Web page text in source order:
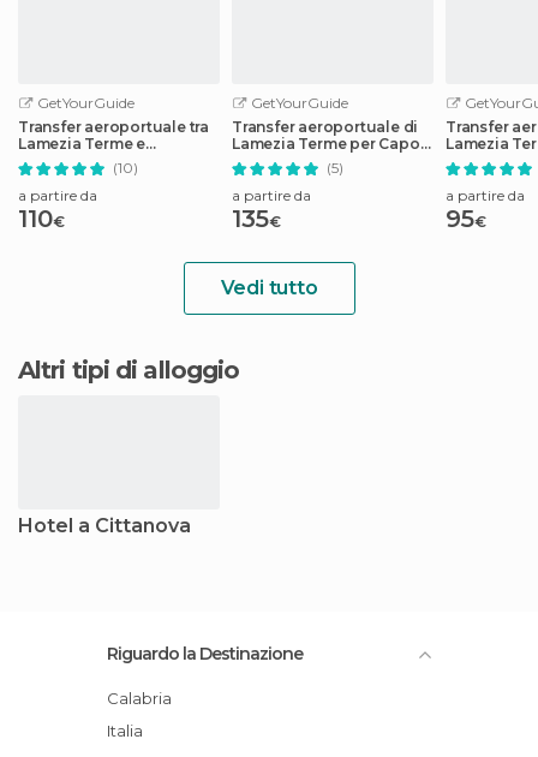
GetYourGuide
Transfer aeroportuale tra
Lamezia Terme e
Parghelia-Tropea
(10)
a partire da
110€
GetYourGuide
Transfer aeroportuale di
Lamezia Terme per Capo
Vaticano e Ricadi
(5)
a partire da
135€
Transfer
Lamezia
e Zambrone
a partire da
95€
Vedi tutto
Altri tipi di alloggio
Hotel a Cittanova
Riguardo la Destinazione
Calabria
Italia